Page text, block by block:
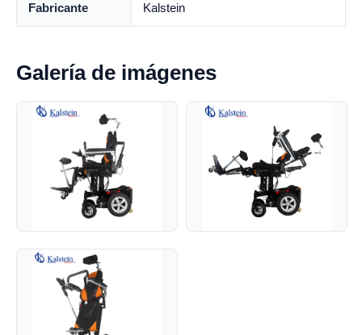
Fabricante Kalstein
Galería de imágenes